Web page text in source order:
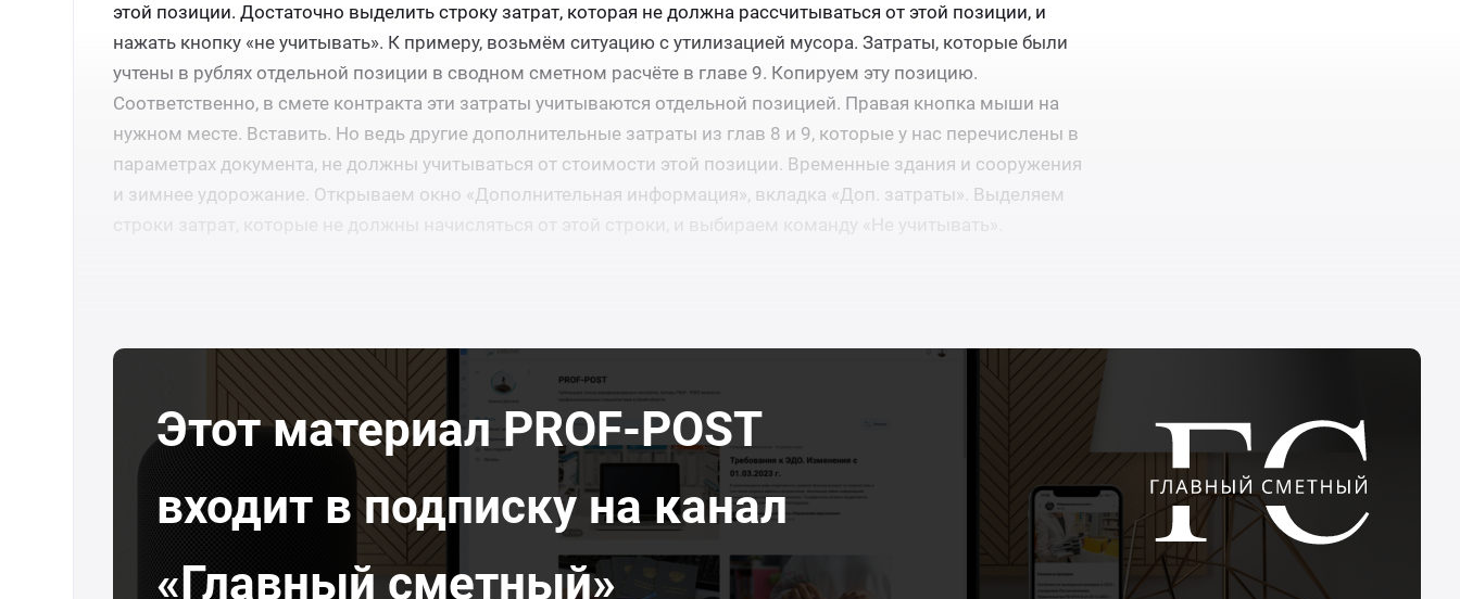
этой позиции. Достаточно выделить строку затрат, которая не должна рассчитываться от этой позиции, и
нажать кнопку «не учитывать». К примеру, возьмём ситуацию с утилизацией мусора. Затраты, которые были
учтены в рублях отдельной позиции в сводном сметном расчёте в главе 9. Копируем эту позицию.
Соответственно, в смете контракта эти затраты учитываются отдельной позицией. Правая кнопка мыши на
нужном месте. Вставить. Но ведь другие дополнительные затраты из глав 8 и 9, которые у нас перечислены в
параметрах документа, не должны учитываться от стоимости этой позиции. Временные здания и сооружения
и зимнее удорожание. Открываем окно «Дополнительная информация», вкладка «Доп. затраты». Выделяем
строки затрат, которые не должны начисляться от этой строки, и выбираем команду «Не учитывать».
Этот материал PROF-POST
входит в подписку на канал
«Главный сметный»